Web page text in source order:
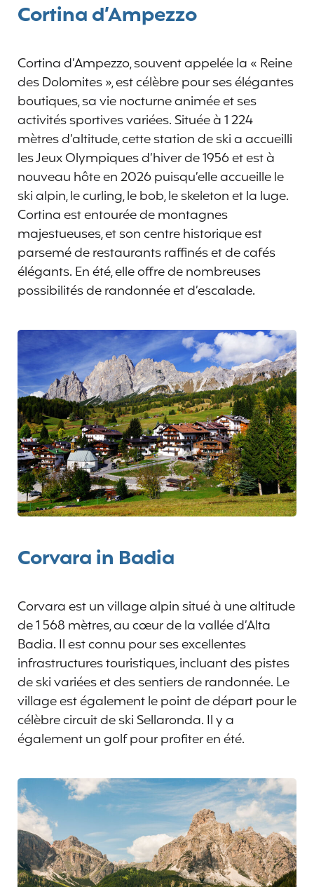
Cortina d’Ampezzo
Cortina d’Ampezzo, souvent appelée la « Reine
des Dolomites », est célèbre pour ses élégantes
boutiques, sa vie nocturne animée et ses
activités sportives variées. Située à 1 224
mètres d’altitude, cette station de ski a accueilli
les Jeux Olympiques d’hiver de 1956 et est à
nouveau hôte en 2026 puisqu’elle accueille le
ski alpin, le curling, le bob, le skeleton et la luge.
Cortina est entourée de montagnes
majestueuses, et son centre historique est
parsemé de restaurants raffinés et de cafés
élégants. En été, elle offre de nombreuses
possibilités de randonnée et d’escalade.
Corvara in Badia
Corvara est un village alpin situé à une altitude
de 1 568 mètres, au cœur de la vallée d’Alta
Badia. Il est connu pour ses excellentes
infrastructures touristiques, incluant des pistes
de ski variées et des sentiers de randonnée. Le
village est également le point de départ pour le
célèbre circuit de ski Sellaronda. Il y a
également un golf pour profiter en été.